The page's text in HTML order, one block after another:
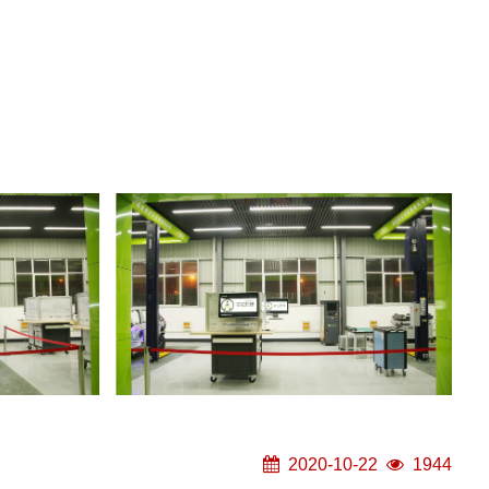
2020-10-22 1944